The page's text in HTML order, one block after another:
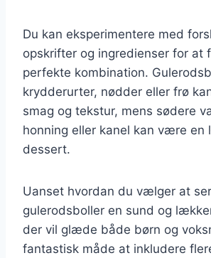
Du kan eksperimentere med
opskrifter og ingredienser for at
perfekte kombination.
krydderurter, nødder eller frø
smag og tekstur, mens sødere
honning eller kanel kan være en
dessert.
Uanset hvordan du vælger at
gulerodsboller en sund og
der vil glæde både børn og
fantastisk måde at inkludere